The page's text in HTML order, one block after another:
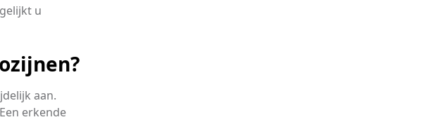
u
aan.
erkende